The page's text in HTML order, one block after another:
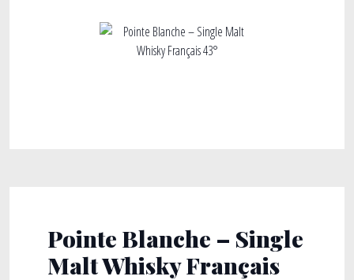
Pointe Blanche – Single
Malt Whisky Français